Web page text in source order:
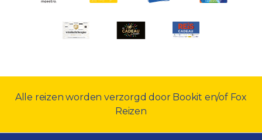
Alle reizen worden verzorgd door Bookit en/of Fox
Reizen